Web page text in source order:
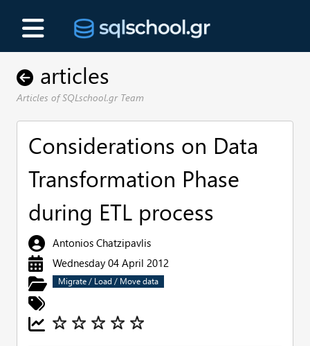
articles
Articles of SQLschool.gr Team
Considerations on Data
Transformation Phase
during ETL process
Antonios Chatzipavlis
Wednesday 04 April 2012
Migrate / Load / Move data